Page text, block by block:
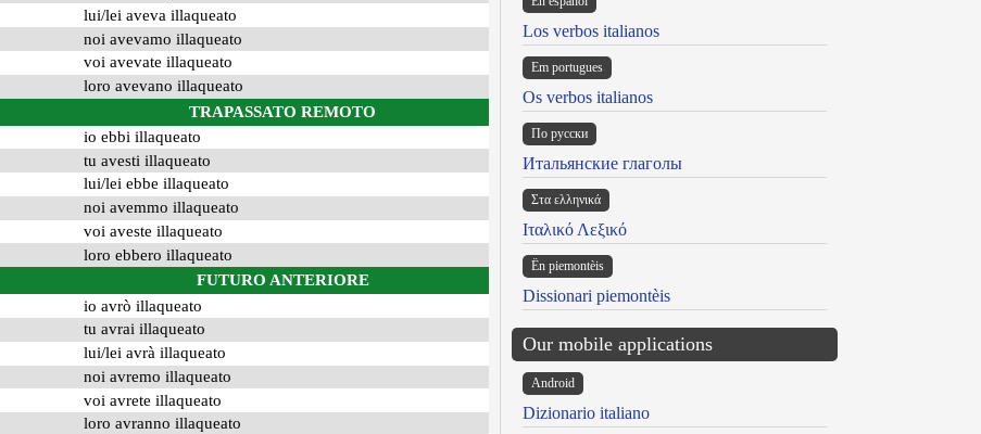
lui/lei aveva illaqueato
noi avevamo illaqueato
voi avevate illaqueato
loro avevano illaqueato
TRAPASSATO REMOTO
io ebbi illaqueato
tu avesti illaqueato
lui/lei ebbe illaqueato
noi avemmo illaqueato
voi aveste illaqueato
loro ebbero illaqueato
FUTURO ANTERIORE
io avrò illaqueato
tu avrai illaqueato
lui/lei avrà illaqueato
noi avremo illaqueato
voi avrete illaqueato
loro avranno illaqueato
Los verbos italianos
Em portugues
Os verbos italianos
По русски
Итальянские глаголы
Στα ελληνικά
Ιταλικό Λεξικό
Ën piemontèis
Dissionari piemontèis
Our mobile applications
Android
Dizionario italiano